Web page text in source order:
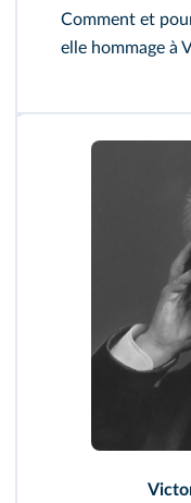
Comment et
elle hommage à